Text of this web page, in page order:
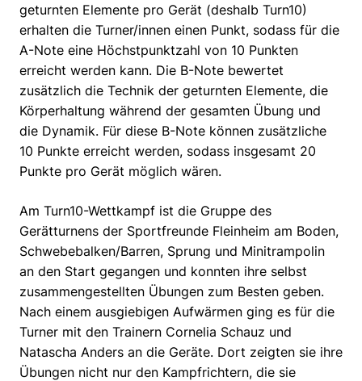
geturnten Elemente pro Gerät (deshalb Turn10)
erhalten die Turner/innen einen Punkt, sodass für die
A-Note eine Höchstpunktzahl von 10 Punkten
erreicht werden kann. Die B-Note bewertet
zusätzlich die Technik der geturnten Elemente, die
Körperhaltung während der gesamten Übung und
die Dynamik. Für diese B-Note können zusätzliche
10 Punkte erreicht werden, sodass insgesamt 20
Punkte pro Gerät möglich wären.
Am Turn10-Wettkampf ist die Gruppe des
Gerätturnens der Sportfreunde Fleinheim am Boden,
Schwebebalken/Barren, Sprung und Minitrampolin
an den Start gegangen und konnten ihre selbst
zusammengestellten Übungen zum Besten geben.
Nach einem ausgiebigen Aufwärmen ging es für die
Turner mit den Trainern Cornelia Schauz und
Natascha Anders an die Geräte. Dort zeigten sie ihre
Übungen nicht nur den Kampfrichtern, die sie